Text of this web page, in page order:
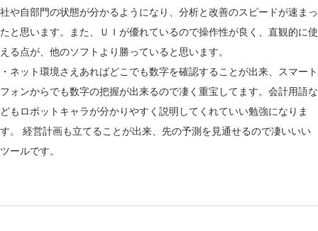
社や自部門の状態が分かるようになり、分析と改善のスピードが速まっ
たと思います。また、ＵＩが優れているので操作性が良く、直観的に使
える点が、他のソフトより勝っていると思います。
・ネット環境さえあればどこでも数字を確認することが出来、スマート
フォンからでも数字の把握が出来るので凄く重宝してます。会計用語な
どもロボットキャラが分かりやすく説明してくれていい勉強になりま
す。 経営計画も立てることが出来、先の予測を見通せるので凄いいい
ツールです。